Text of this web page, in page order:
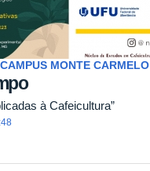
MONTE CARMELO
à Cafeicultura”